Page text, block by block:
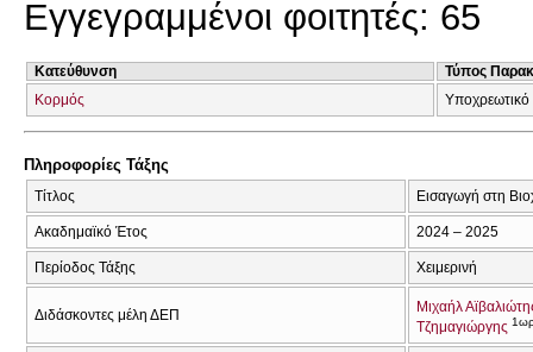
Εγγεγραμμένοι φοιτητές: 65
Κατεύθυνση
Τύπος
Κορμός
Υποχρεωτικό
Πληροφορίες Τάξης
Τίτλος Εισαγωγή στη
Ακαδημαϊκό Έτος 2024 – 2025
Περίοδος Τάξης Χειμερινή
Διδάσκοντες μέλη ΔΕΠ
Μιχαήλ
Τζημαγιώργης